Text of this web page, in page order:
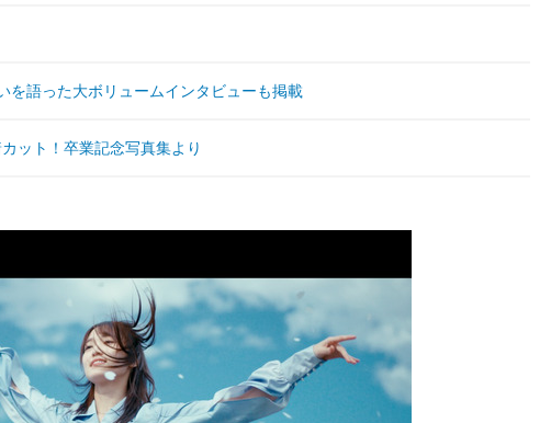
を語った大ボリュームインタビューも掲載
ット！卒業記念写真集より